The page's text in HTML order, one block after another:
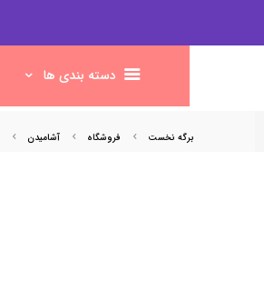
دسته بندی ها
برگه نخست فروشگاه آشامیدن